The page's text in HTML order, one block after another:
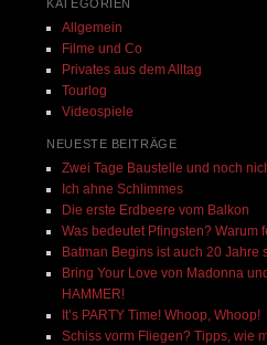
KATEGORIEN
Allgemein
Filme und Co
Privates aus dem Alltag
Tourlog
Videospiele
NEUESTE BEITRÄGE
Zwei Tage Baustelle und noch
Ich ahne Schlimmes
Die erste Erdbeere vom Balkon
Was bedeutet Pfingsten? Warum
Batman Begins ist auch 20 Jahre
Bring Your Love von Madonna
HAMMER!
It’s PARTY Time! Whoop, Whoop!
Schiss vorm Fliegen? Tipps, wie